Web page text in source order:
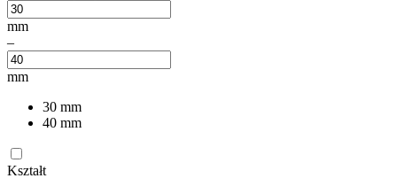
mm
–
mm
30 mm
40 mm
Kształt